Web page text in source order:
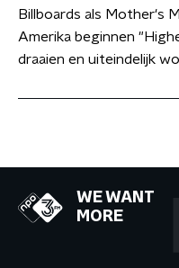
Billboards als Mother's
Amerika beginnen
draaien en uiteindelijk
WE WANT
MORE